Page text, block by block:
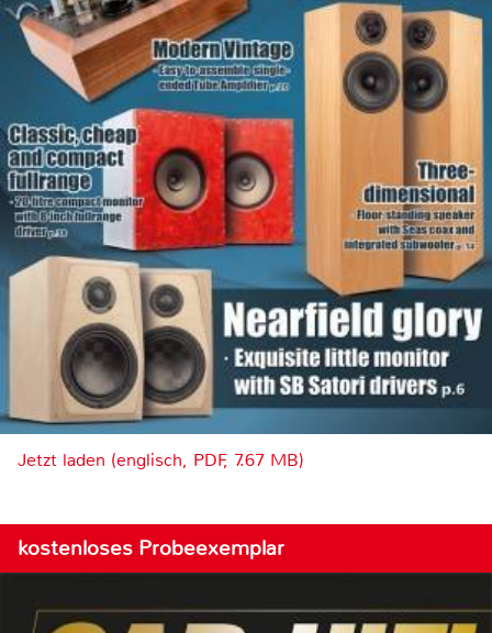
Jetzt laden (englisch, PDF, 7.67 MB)
kostenloses Probeexemplar